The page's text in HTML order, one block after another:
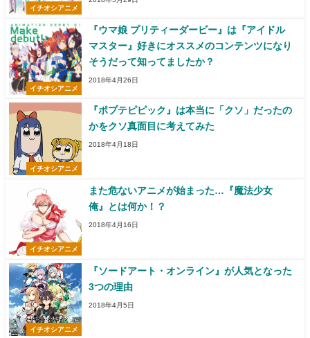
イチオシアニメ
イチオシアニメ
『ウマ娘 プリティーダービー』は『アイドル
マスター』好きにオススメのコンテンツになり
そうだって知ってましたか？
2018年4月26日
イチオシアニメ
『ポプテピピック』は本当に「クソ」だったの
かをクソ真面目に考えてみた
2018年4月18日
イチオシアニメ
また危ないアニメが始まった…『魔法少女
俺』とは何か！？
2018年4月16日
イチオシアニメ
『ソードアート・オンライン』が人気となった
3つの理由
2018年4月5日